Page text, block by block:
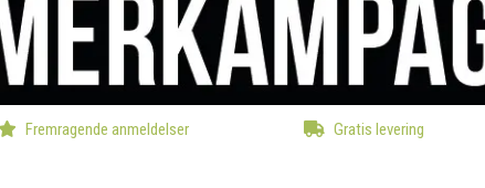
Fremragende anmeldelser Gratis levering